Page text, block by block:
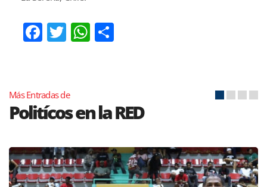
Facebook
TwitterWhatsApp
Más Entradas de
Politícos en la RED